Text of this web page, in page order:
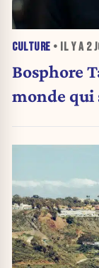
CULTURE • IL Y A 2
Bosphore
monde qui